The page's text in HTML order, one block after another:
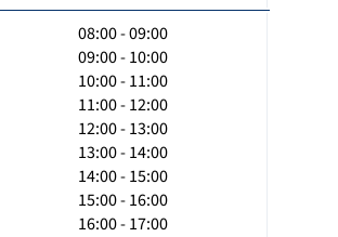
08:00 - 09:00
09:00 - 10:00
10:00 - 11:00
11:00 - 12:00
12:00 - 13:00
13:00 - 14:00
14:00 - 15:00
15:00 - 16:00
16:00 - 17:00